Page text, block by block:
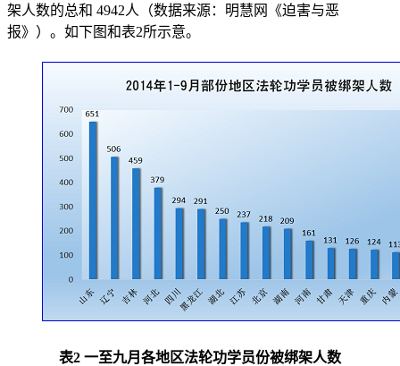
架人数的总和 4942人（数据来源：明慧网《迫害与恶
报》）。如下图和表2所示意。
表2 一至九月各地区法轮功学员份被绑架人数